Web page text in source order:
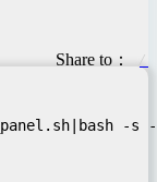
Share to：
-s